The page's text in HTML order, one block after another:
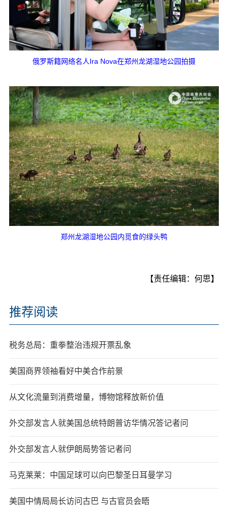
俄罗斯籍网络名人Ira Nova在郑州龙湖湿地公园拍摄
郑州龙湖湿地公园内觅食的绿头鸭
【责任编辑：何思】
推荐阅读
税务总局：重拳整治违规开票乱象
美国商界领袖看好中美合作前景
从文化流量到消费增量，博物馆释放新价值
外交部发言人就美国总统特朗普访华情况答记者问
外交部发言人就伊朗局势答记者问
马克莱莱：中国足球可以向巴黎圣日耳曼学习
美国中情局局长访问古巴 与古官员会晤